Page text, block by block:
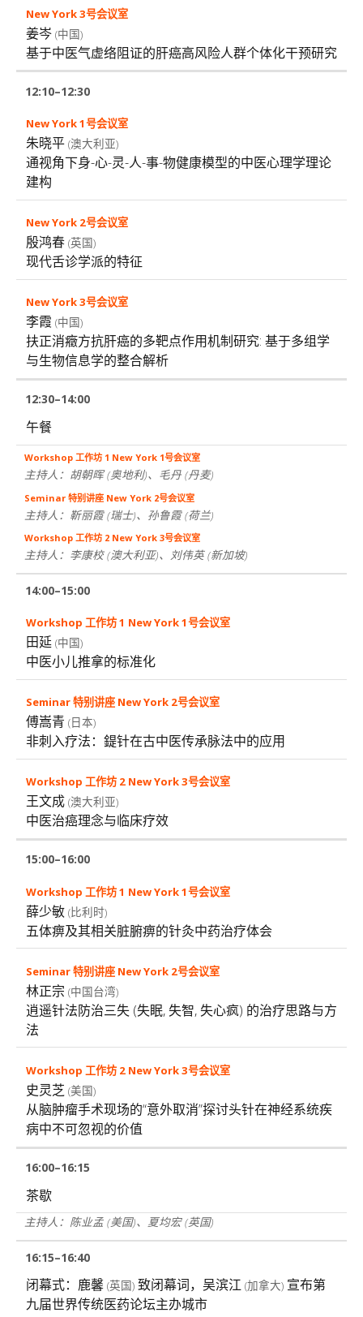
姜岑 (中国)
基于中医气虚络阻证的肝癌高风险人群个体化干预研究
12:10–12:30
朱晓平 (澳大利亚)
通视角下身-心-灵-人-事-物健康模型的中医心理学理论
建构
殷鸿春 (英国)
现代舌诊学派的特征
李霞 (中国)
扶正消癥方抗肝癌的多靶点作用机制研究: 基于多组学
与生物信息学的整合解析
12:30–14:00
午餐
主持人：胡朝晖(奥地利)、毛丹(丹麦)
主持人：靳丽霞(瑞士)、孙鲁霞(荷兰)
主持人：李康校(澳大利亚)、刘伟英(新加坡)
14:00–15:00
田延 (中国)
中医小儿推拿的标准化
傅嵩青 (日本)
非刺⼊疗法：鍉针在古中医传承脉法中的应用
王文成 (澳大利亚)
中医治癌理念与临床疗效
15:00–16:00
薛少敏 (比利时)
五体痹及其相关脏腑痹的针灸中药治疗体会
林正宗 (中国台湾)
逍遥针法防治三失 (失眠, 失智, 失心疯) 的治疗思路与方
法
史灵芝 (美国)
从脑肿瘤手术现场的“意外取消”探讨头针在神经系统疾
病中不可忽视的价值
16:00–16:15
茶歇
主持人：陈业孟(美国)、夏均宏(英国)
16:15–16:40
闭幕式： 鹿馨 (英国) 致闭幕词，吴滨江 (加拿大) 宣布第
九届世界传统医药论坛主办城市